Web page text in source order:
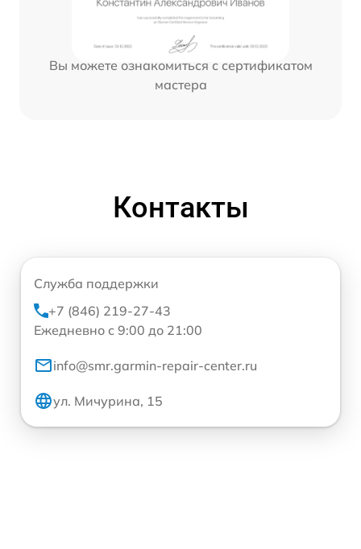
Вы можете ознакомиться с сертификатом
мастера
Контакты
Служба поддержки
+7 (846) 219-27-43
Ежедневно с 9:00 до 21:00
info@smr.garmin-repair-center.ru
ул. Мичурина, 15